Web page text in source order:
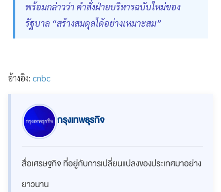
พร้อมกล่าวว่า คำสั่งฝ่ายบริหารฉบับใหม่ของ
รัฐบาล “สร้างสมดุลได้อย่างเหมาะสม”
อ้างอิง: cnbc
กรุงเทพธุรกิจ
สื่อเศรษฐกิจ ที่อยู่กับการเปลี่ยนแปลงของประเทศมาอย่าง
ยาวนาน